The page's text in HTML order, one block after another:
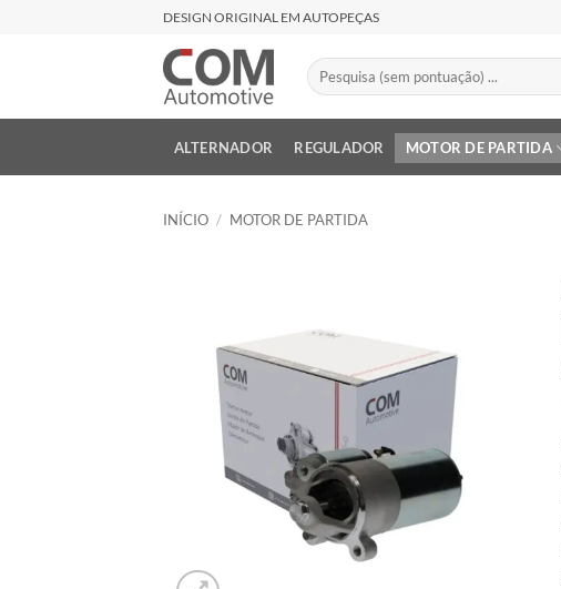
DESIGN ORIGINAL EM AUTOPEÇAS
Pesquisar
por:
ALTERNADOR REGULADOR MOTOR DE PARTIDA
INÍCIO / MOTOR DE PARTIDA